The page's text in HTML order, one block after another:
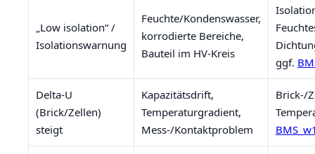
„Low isolation“ /
Isolationswarnung
Feuchte/Kondenswasser,
korrodierte Bereiche,
Bauteil im HV-Kreis
ggf.
Delta-U
(Brick/Zellen)
steigt
Kapazitätsdrift,
Temperaturgradient,
Mess-/Kontaktproblem
Brick-/